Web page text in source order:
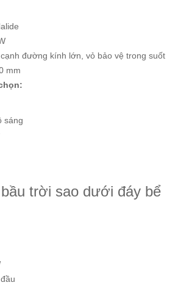
đường kính lớn, vỏ bảo vệ trong suốt
mm
sáng
trời sao dưới đáy bể